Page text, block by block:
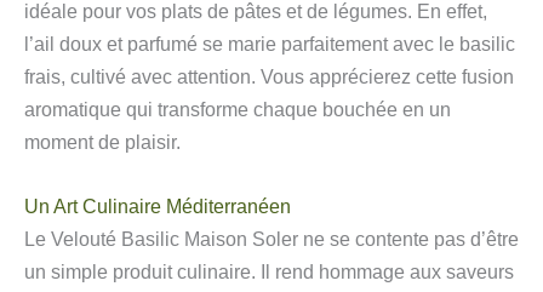
idéale pour vos plats de pâtes et de légumes. En effet,
l’ail doux et parfumé se marie parfaitement avec le basilic
frais, cultivé avec attention. Vous apprécierez cette fusion
aromatique qui transforme chaque bouchée en un
moment de plaisir.
Un Art Culinaire Méditerranéen
Le Velouté Basilic Maison Soler ne se contente pas d’être
un simple produit culinaire. Il rend hommage aux saveurs